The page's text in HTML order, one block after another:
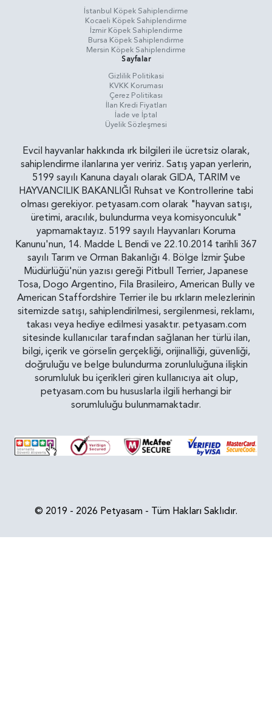
İstanbul Köpek Sahiplendirme
Kocaeli Köpek Sahiplendirme
İzmir Köpek Sahiplendirme
Bursa Köpek Sahiplendirme
Mersin Köpek Sahiplendirme
Sayfalar
Gizlilik Politikasi
KVKK Koruması
Çerez Politikası
İlan Kredi Fiyatları
İade ve İptal
Üyelik Sözleşmesi
Evcil hayvanlar hakkında ırk bilgileri ile ücretsiz olarak,
sahiplendirme ilanlarına yer veririz. Satış yapan yerlerin,
5199 sayılı Kanuna dayalı olarak GIDA, TARIM ve
HAYVANCILIK BAKANLIĞI Ruhsat ve Kontrollerine tabi
olması gerekiyor. petyasam.com olarak "hayvan satışı,
üretimi, aracılık, bulundurma veya komisyonculuk"
yapmamaktayız. 5199 sayılı Hayvanları Koruma
Kanunu'nun, 14. Madde L Bendi ve 22.10.2014 tarihli 367
sayılı Tarım ve Orman Bakanlığı 4. Bölge İzmir Şube
Müdürlüğü'nün yazısı gereği Pitbull Terrier, Japanese
Tosa, Dogo Argentino, Fila Brasileiro, American Bully ve
American Staffordshire Terrier ile bu ırkların melezlerinin
sitemizde satışı, sahiplendirilmesi, sergilenmesi, reklamı,
takası veya hediye edilmesi yasaktır. petyasam.com
sitesinde kullanıcılar tarafından sağlanan her türlü ilan,
bilgi, içerik ve görselin gerçekliği, orijinalliği, güvenliği,
doğruluğu ve belge bulundurma zorunluluğuna ilişkin
sorumluluk bu içerikleri giren kullanıcıya ait olup,
petyasam.com bu hususlarla ilgili herhangi bir
sorumluluğu bulunmamaktadır.
© 2019 - 2026 Petyasam - Tüm Hakları Saklıdır.